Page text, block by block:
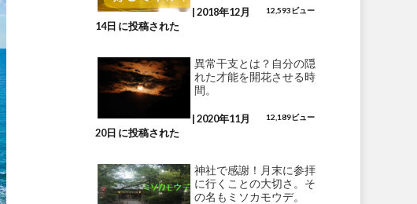
12,593ビュー
|2018年12月
14日 に投稿された
異常干支とは？自分の隠
れた才能を開花させる時
間。
12,189ビュー
|2020年11月
20日 に投稿された
神社で感謝！月末に参拝
に行くことの大切さ。そ
の名もミソカモウデ。